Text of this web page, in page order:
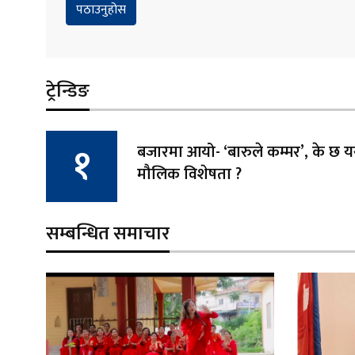
ट्रेन्डिङ
बजारमा आयो- ‘बारुले कम्मर’, के छ
मौलिक विशेषता ?
सम्बन्धित समाचार